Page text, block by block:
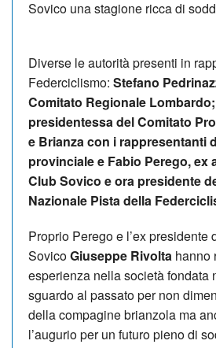
Sovico una stagione ricca di
Diverse le autorità presenti in
Federciclismo: Stefano
Comitato Regionale
presidentessa del Comitato
e Brianza con i rappresentanti
provinciale e Fabio Perego, ex
Club Sovico e ora presidente
Nazionale Pista della
Proprio Perego e l’ex presidente
SovicoGiuseppe Rivolta hanno
esperienza nella società fondata
sguardo al passato per non
della compagine brianzola ma
l’augurio per un futuro pieno di